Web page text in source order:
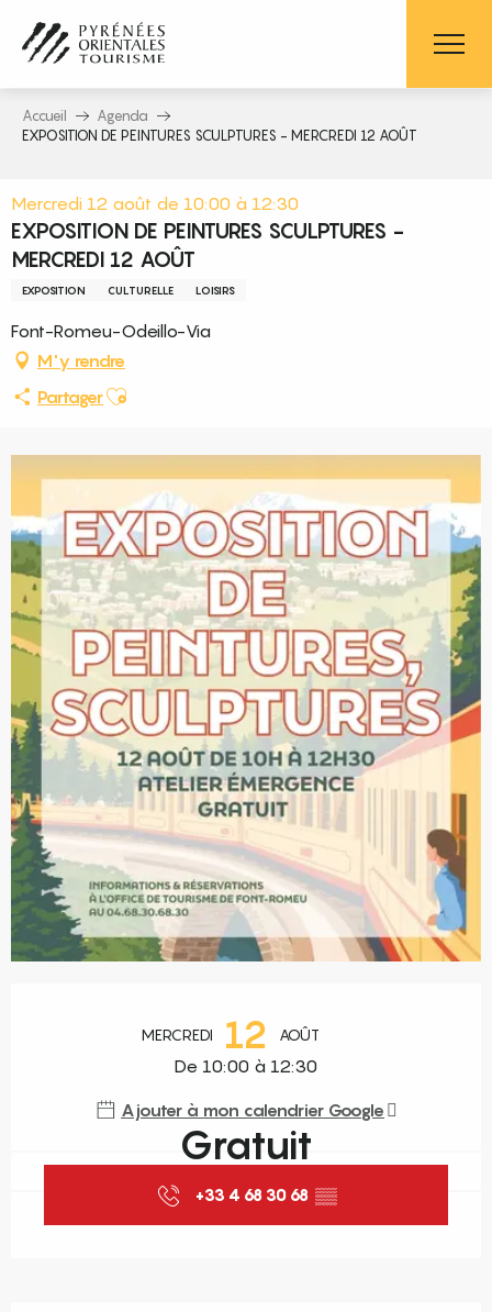
contenu
principal
Accueil
Agenda
EXPOSITION DE PEINTURES SCULPTURES - MERCREDI 12 AOÛT
Mercredi 12 août de 10:00 à 12:30
EXPOSITION DE PEINTURES SCULPTURES -
MERCREDI 12 AOÛT
EXPOSITION CULTURELLE LOISIRS
Font-Romeu-Odeillo-Via
M'y rendre
PartagerAjouter aux favoris
MERCREDI 12 AOÛT
De 10:00 à 12:30
Ajouter à mon calendrier Google
Gratuit
+33 4 68 30 68 ▒▒